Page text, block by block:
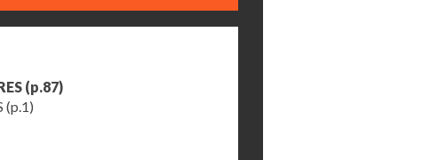
(p.87)
(p.1)